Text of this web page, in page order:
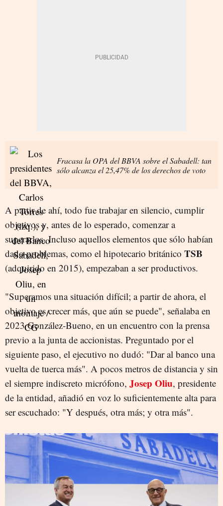
Fracasa la OPA del BBVA sobre el Sabadell: tan
sólo alcanza el 25,47% de los derechos de voto
A partir de ahí, todo fue trabajar en silencio, cumplir
objetivos y, antes de lo esperado, comenzar a
superarlos. Incluso aquellos elementos que sólo habían
dado problemas, como el hipotecario británico TSB
(adquirido en 2015), empezaban a ser productivos.
"Superamos una situación difícil; a partir de ahora, el
objetivo es crecer más, que aún se puede", señalaba en
2023 González-Bueno, en un encuentro con la prensa
previo a la junta de accionistas. Preguntado por el
siguiente paso, el ejecutivo no dudó: "Dar al banco una
vuelta de tuerca más". A pocos metros de distancia y sin
el siempre indiscreto micrófono, Josep Oliu, presidente
de la entidad, añadió en voz lo suficientemente alta para
ser escuchado: "Y después, otra más; y otra más".